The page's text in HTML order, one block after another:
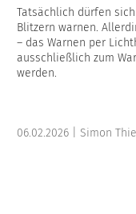
Tatsächlich dürfen
Blitzern warnen.
– das Warnen per
ausschließlich zum
werden.
06.02.2026 | Simon